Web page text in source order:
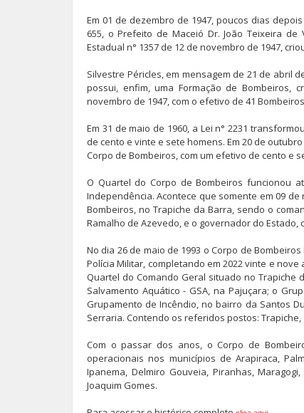
Em 01 de dezembro de 1947, poucos dias
655, o Prefeito de Maceió Dr. João Teixeira
Estadual n° 1357 de 12 de novembro de 1947,
Silvestre Péricles, em mensagem de 21 de abril
possui, enfim, uma Formação de Bombeiros,
novembro de 1947, com o efetivo de 41
Em 31 de maio de 1960, a Lei n° 2231
de cento e vinte e sete homens. Em 20 de
Corpo de Bombeiros, com um efetivo de cento e
O Quartel do Corpo de Bombeiros funcionou
Independência. Acontece que somente em 09
Bombeiros, no Trapiche da Barra, sendo o
Ramalho de Azevedo, e o governador do Estado,
No dia 26 de maio de 1993 o Corpo de
Polícia Militar, completando em 2022 vinte e
Quartel do Comando Geral situado no Trapiche
Salvamento Aquático - GSA, na Pajuçara; o
Grupamento de Incêndio, no bairro da Santos
Serraria. Contendo os referidos postos:
Com o passar dos anos, o Corpo de
operacionais nos municípios de Arapiraca,
Ipanema, Delmiro Gouveia, Piranhas,
Joaquim Gomes.